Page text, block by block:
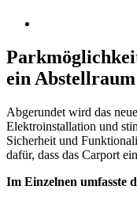
ein
Abgerundet wird das
Elektroinstallation und
Sicherheit und
dafür, dass das Carport
Im Einzelnen umfasste